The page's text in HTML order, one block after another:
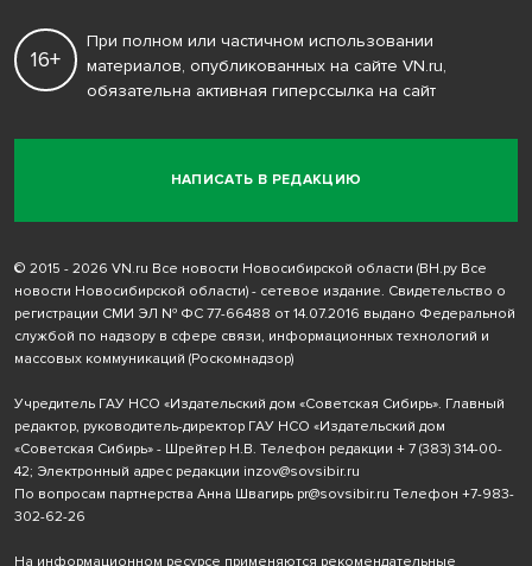
НАПИСАТЬ В РЕДАКЦИЮ
16+
При полном или частичном использовании
материалов, опубликованных на сайте VN.ru,
обязательна активная гиперссылка на сайт
© 2015 - 2026 VN.ru Все новости Новосибирской области (ВН.ру Все
новости Новосибирской области) - сетевое издание. Свидетельство о
регистрации СМИ ЭЛ № ФС 77-66488 от 14.07.2016 выдано Федеральной
службой по надзору в сфере связи, информационных технологий и
массовых коммуникаций (Роскомнадзор)
Учредитель ГАУ НСО «Издательский дом «Советская Сибирь». Главный
редактор, руководитель-директор ГАУ НСО «Издательский дом
«Советская Сибирь» - Шрейтер Н.В. Телефон редакции + 7 (383) 314-00-
42; Электронный адрес редакции inzov@sovsibir.ru
По вопросам партнерства Анна Швагирь pr@sovsibir.ru Телефон +7-983-
302-62-26
На информационном ресурсе применяются рекомендательные